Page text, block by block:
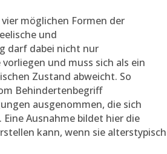
möglichen Formen der
und
darf dabei nicht nur
und muss sich als ein
Zustand abweicht. So
Behindertenbegriff
ausgenommen, die sich
Ausnahme bildet hier die
kann, wenn sie alterstypisch